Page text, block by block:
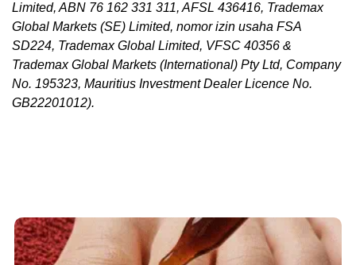
Limited, ABN 76 162 331 311, AFSL 436416, Trademax
Global Markets (SE) Limited, nomor izin usaha FSA
SD224, Trademax Global Limited, VFSC 40356 &
Trademax Global Markets (International) Pty Ltd, Company
No. 195323, Mauritius Investment Dealer Licence No.
GB22201012).